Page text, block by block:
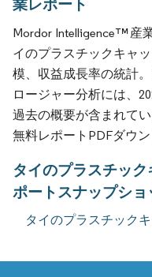
業レポート
Mordor Intelligence™産
イのプラスチックキャ
模、収益成長率の統計
ロージャー分析には、
過去の概要が含まれて
無料レポートPDFダウ
タイのプラスチッ
ポートスナップショ
タイのプラスチック